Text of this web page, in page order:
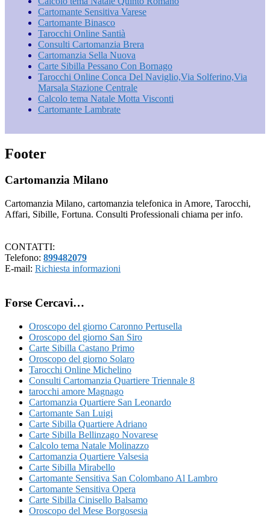
Cartomante Sensitiva Varese
Cartomante Binasco
Tarocchi Online Santià
Consulti Cartomanzia Brera
Cartomanzia Sella Nuova
Carte Sibilla Pessano Con Bornago
Tarocchi Online Conca Del Naviglio​,Via Solferino,Via
Marsala​ Stazione Centrale
Calcolo tema Natale Motta Visconti
Cartomante Lambrate
Footer
Cartomanzia Milano
Cartomanzia Milano, cartomanzia telefonica in Amore, Tarocchi,
Affari, Sibille, Fortuna. Consulti Professionali chiama per info.
CONTATTI:
Telefono: 899482079
E-mail: Richiesta informazioni
Forse Cercavi…
Oroscopo del giorno Caronno Pertusella
Oroscopo del giorno San Siro
Carte Sibilla Castano Primo
Oroscopo del giorno Solaro
Tarocchi Online Michelino
Consulti Cartomanzia Quartiere Triennale 8
tarocchi amore Magnago
Cartomanzia Quartiere San Leonardo
Cartomante San Luigi
Carte Sibilla Quartiere Adriano
Carte Sibilla Bellinzago Novarese
Calcolo tema Natale Molinazzo
Cartomanzia Quartiere Valsesia
Carte Sibilla Mirabello
Cartomante Sensitiva San Colombano Al Lambro
Cartomante Sensitiva Opera
Carte Sibilla Cinisello Balsamo
Oroscopo del Mese Borgosesia